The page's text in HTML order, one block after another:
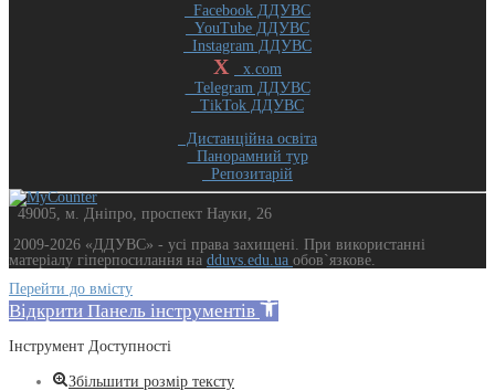
Facebook ДДУВС
YouTube ДДУВС
Instagram ДДУВС
X
x.com
Telegram ДДУВС
TikTok ДДУВС
Дистанційна освіта
Панорамний тур
Репозитарій
49005, м. Дніпро, проспект Науки, 26
2009-2026 «ДДУВС» - усi права захищенi. При використанні
матеріалу гіперпосилання на dduvs.edu.ua обов`язкове.
Перейти до вмісту
Відкрити Панель інструментів
Інструмент Доступності
Збільшити розмір тексту